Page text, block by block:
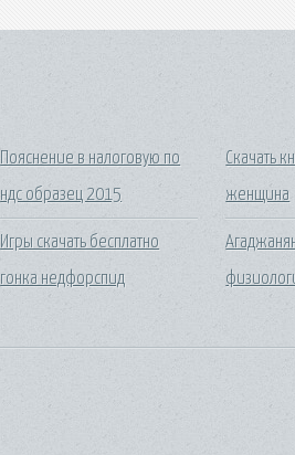
Пояснение в налоговую по
ндс образец 2015
Игры скачать бесплатно
гонка недфорспид
Скачать
женщина